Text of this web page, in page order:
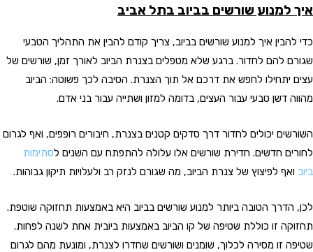
איך למנוע שורשים בביוב בתל אביב
כדי להבין איך למנוע שורשים בביוב, צריך קודם להבין את התהליך הטבעי
שגורם להם לחדור. ברגע שלא מטפלים בצנרת הביוב לאורך זמן, שורשים של
עצים יתחילו לחפש את דרכם אל תוך הצנרת. הסיבה לכך פשוטה: הביוב
מהווה דשן טבעי עבור העצים, בדומה למזון ושתייה עבור בני אדם.
השורשים יכולים לחדור דרך סדקים קטנים בצנרת, חיבורים רופפים, ואף לגרום
לחורים חדשים. חדירת שורשים אלו עלולה להתפתח עם השנים לסתימות
ביוב ואף לפיצוץ של צנרת הביוב, מה שגורם לנזק רב ולעלויות תיקון גבוהות.
לכן, הדרך הטובה ביותר למנוע שורשים בביוב היא באמצעות תחזוקה שוטפת.
תחזוקה זו כוללת שטיפה של קו הביוב באמצעות ביובית אחת לשנה לפחות.
שטיפה זו מסירה לכלוך, שומנים ושורשים שחדרו לצנרת, ומונעת מהם לגרום